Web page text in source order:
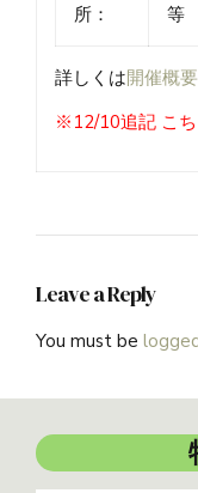
所：
等
詳しくは開催概要
※12/10追記 こち
Leave a Reply
You must be